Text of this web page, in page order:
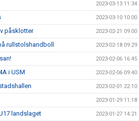
2023-03-13 11:34
2023-03-10 10:00
påsklotter 2023-02-21 09:00
rullstolshandboll 2023-02-18 09:29
2023-02-06 16:45
i USM 2023-02-06 09:40
2023-02-01 22:10
2023-01-29 11:18
landslaget 2023-01-27 14:21